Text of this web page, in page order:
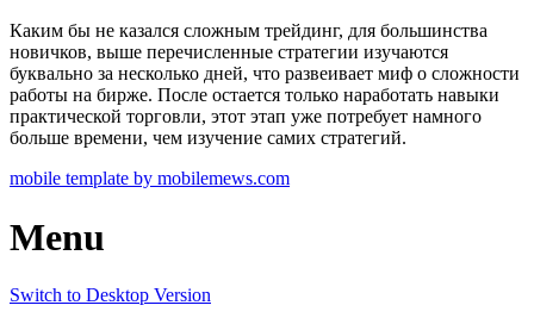
Каким бы не казался сложным трейдинг, для большинства
новичков, выше перечисленные стратегии изучаются
буквально за несколько дней, что развеивает миф о сложности
работы на бирже. После остается только наработать навыки
практической торговли, этот этап уже потребует намного
больше времени, чем изучение самих стратегий.
mobile template by mobilemews.com
Menu
Switch to Desktop Version